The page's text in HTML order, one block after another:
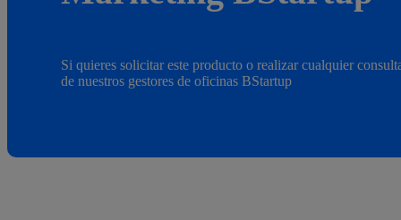
Si quieres solicitar este producto o realizar cualquier
de nuestros gestores de oficinas BStartup